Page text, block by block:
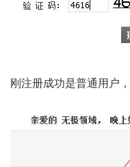
刚注册成功是普通用户